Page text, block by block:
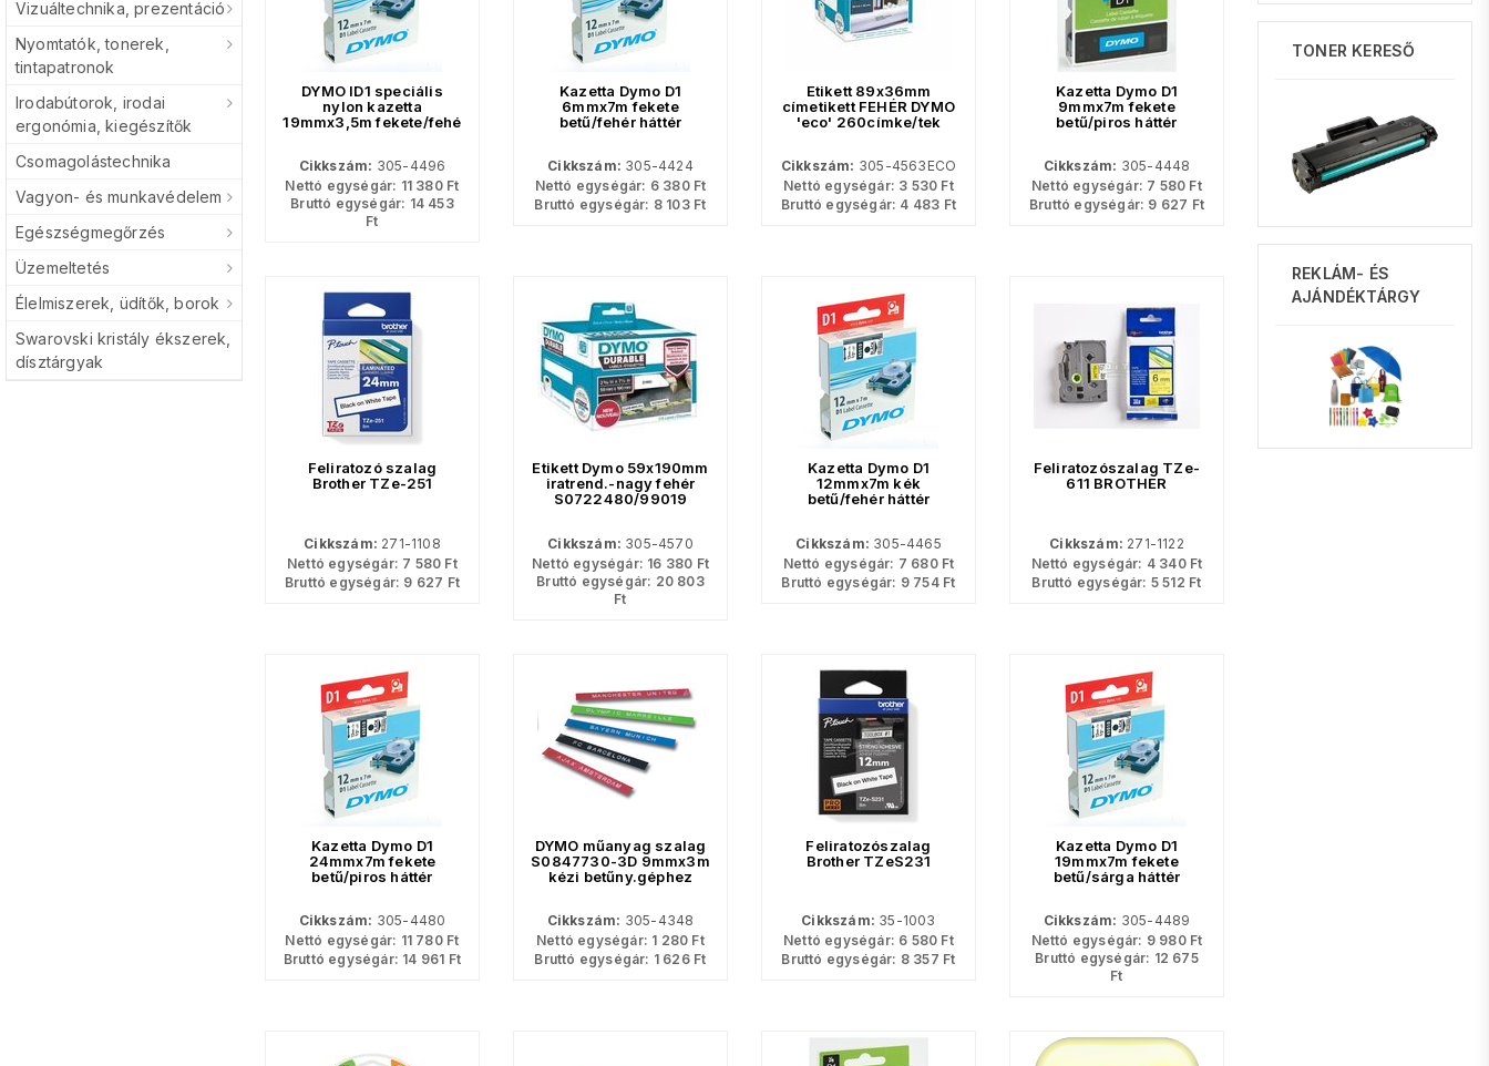
Vizuáltechnika, prezentáció
Nyomtatók, tonerek,
tintapatronok
Irodabútorok, irodai
ergonómia, kiegészítők
Csomagolástechnika
Vagyon- és munkavédelem
Egészségmegőrzés
Üzemeltetés
Élelmiszerek, üdítők, borok
Swarovski kristály ékszerek,
dísztárgyak
DYMO ID1 speciális
nylon kazetta
19mmx3,5m fekete/fehé
Cikkszám: 305-4496
Nettó egységár: 11 380Ft
Bruttó egységár: 14 453
Ft
Kazetta Dymo D1
6mmx7m fekete
betű/fehér háttér
Cikkszám: 305-4424
Nettó egységár: 6 380Ft
Bruttó egységár: 8 103Ft
Etikett 89x36mm
címetikett FEHÉR DYMO
'eco' 260címke/tek
Cikkszám: 305-4563ECO
Nettó egységár: 3 530 Ft
Bruttó egységár: 4 483 Ft
Kazetta Dymo D1
9mmx7m fekete
betű/piros háttér
Cikkszám: 305-4448
Nettó egységár: 7 580 Ft
Bruttó egységár: 9 627 Ft
Feliratozó szalag
Brother TZe-251
Cikkszám: 271-1108
Nettó egységár: 7 580 Ft
Bruttó egységár: 9 627 Ft
Etikett Dymo 59x190mm
iratrend.-nagy fehér
S0722480/99019
Cikkszám: 305-4570
Nettó egységár: 16 380 Ft
Bruttó egységár: 20 803
Ft
Kazetta Dymo D1
12mmx7m kék
betű/fehér háttér
Cikkszám: 305-4465
Nettó egységár: 7 680Ft
Bruttó egységár: 9 754Ft
Feliratozószalag TZe-
611 BROTHER
Cikkszám: 271-1122
Nettó egységár: 4 340Ft
Bruttó egységár: 5 512 Ft
Kazetta Dymo D1
24mmx7m fekete
betű/piros háttér
Cikkszám: 305-4480
Nettó egységár: 11 780Ft
Bruttó egységár: 14 961 Ft
DYMO műanyag szalag
S0847730-3D 9mmx3m
kézi betűny.géphez
Cikkszám: 305-4348
Nettó egységár: 1 280 Ft
Bruttó egységár: 1 626Ft
Feliratozószalag
Brother TZeS231
Cikkszám: 35-1003
Nettó egységár: 6 580 Ft
Bruttó egységár: 8 357 Ft
Kazetta Dymo D1
19mmx7m fekete
betű/sárga háttér
Cikkszám: 305-4489
Nettó egységár: 9 980Ft
Bruttó egységár: 12 675
Ft
TONER KERESŐ
REKLÁM- ÉS
AJÁNDÉKTÁRGY